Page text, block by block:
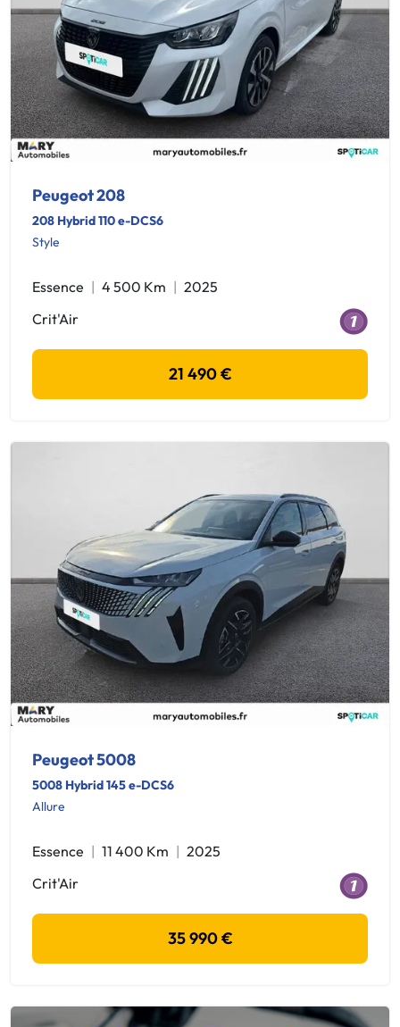
Peugeot 208
208 Hybrid 110 e-DCS6
Style
Essence 4 500 Km
2025
Crit'Air
21 490 €
Peugeot 5008
5008 Hybrid 145 e-DCS6
Allure
Essence 11 400 Km
2025
Crit'Air
35 990 €